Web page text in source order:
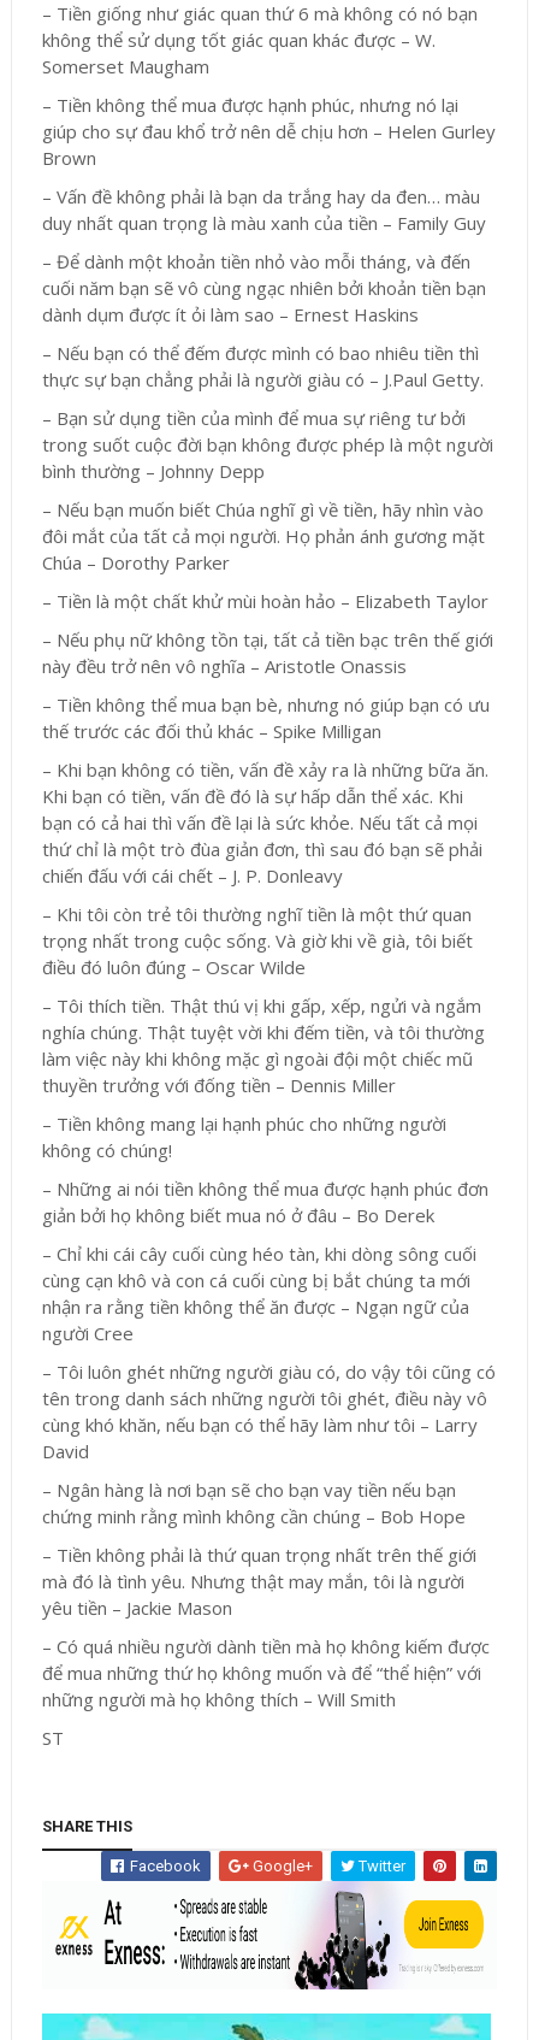
– Tiền giống như giác quan thứ 6 mà không có nó bạn
không thể sử dụng tốt giác quan khác được – W.
Somerset Maugham
– Tiền không thể mua được hạnh phúc, nhưng nó lại
giúp cho sự đau khổ trở nên dễ chịu hơn – Helen Gurley
Brown
– Vấn đề không phải là bạn da trắng hay da đen… màu
duy nhất quan trọng là màu xanh của tiền – Family Guy
– Để dành một khoản tiền nhỏ vào mỗi tháng, và đến
cuối năm bạn sẽ vô cùng ngạc nhiên bởi khoản tiền bạn
dành dụm được ít ỏi làm sao – Ernest Haskins
– Nếu bạn có thể đếm được mình có bao nhiêu tiền thì
thực sự bạn chẳng phải là người giàu có – J.Paul Getty.
– Bạn sử dụng tiền của mình để mua sự riêng tư bởi
trong suốt cuộc đời bạn không được phép là một người
bình thường – Johnny Depp
– Nếu bạn muốn biết Chúa nghĩ gì về tiền, hãy nhìn vào
đôi mắt của tất cả mọi người. Họ phản ánh gương mặt
Chúa – Dorothy Parker
– Tiền là một chất khử mùi hoàn hảo – Elizabeth Taylor
– Nếu phụ nữ không tồn tại, tất cả tiền bạc trên thế giới
này đều trở nên vô nghĩa – Aristotle Onassis
– Tiền không thể mua bạn bè, nhưng nó giúp bạn có ưu
thế trước các đối thủ khác – Spike Milligan
– Khi bạn không có tiền, vấn đề xảy ra là những bữa ăn.
Khi bạn có tiền, vấn đề đó là sự hấp dẫn thể xác. Khi
bạn có cả hai thì vấn đề lại là sức khỏe. Nếu tất cả mọi
thứ chỉ là một trò đùa giản đơn, thì sau đó bạn sẽ phải
chiến đấu với cái chết – J. P. Donleavy
– Khi tôi còn trẻ tôi thường nghĩ tiền là một thứ quan
trọng nhất trong cuộc sống. Và giờ khi về già, tôi biết
điều đó luôn đúng – Oscar Wilde
– Tôi thích tiền. Thật thú vị khi gấp, xếp, ngửi và ngắm
nghía chúng. Thật tuyệt vời khi đếm tiền, và tôi thường
làm việc này khi không mặc gì ngoài đội một chiếc mũ
thuyền trưởng với đống tiền – Dennis Miller
– Tiền không mang lại hạnh phúc cho những người
không có chúng!
– Những ai nói tiền không thể mua được hạnh phúc đơn
giản bởi họ không biết mua nó ở đâu – Bo Derek
– Chỉ khi cái cây cuối cùng héo tàn, khi dòng sông cuối
cùng cạn khô và con cá cuối cùng bị bắt chúng ta mới
nhận ra rằng tiền không thể ăn được – Ngạn ngữ của
người Cree
– Tôi luôn ghét những người giàu có, do vậy tôi cũng có
tên trong danh sách những người tôi ghét, điều này vô
cùng khó khăn, nếu bạn có thể hãy làm như tôi – Larry
David
– Ngân hàng là nơi bạn sẽ cho bạn vay tiền nếu bạn
chứng minh rằng mình không cần chúng – Bob Hope
– Tiền không phải là thứ quan trọng nhất trên thế giới
mà đó là tình yêu. Nhưng thật may mắn, tôi là người
yêu tiền – Jackie Mason
– Có quá nhiều người dành tiền mà họ không kiếm được
để mua những thứ họ không muốn và để “thể hiện” với
những người mà họ không thích – Will Smith
ST
SHARE THIS
Facebook Google+ Twitter